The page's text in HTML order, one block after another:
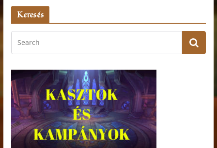
Keresés